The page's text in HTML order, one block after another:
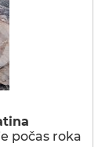
počas roka